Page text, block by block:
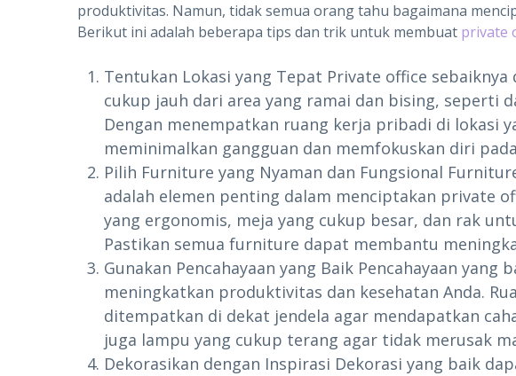
produktivitas. Namun, tidak semua orang tahu bagaimana
Berikut ini adalah beberapa tips dan trik untuk membuat private
Tentukan Lokasi yang Tepat Private office
cukup jauh dari area yang ramai dan bising, seperti
Dengan menempatkan ruang kerja pribadi di lokasi
meminimalkan gangguan dan memfokuskan diri
Pilih Furniture yang Nyaman dan Fungsional
adalah elemen penting dalam menciptakan private
yang ergonomis, meja yang cukup besar, dan rak
Pastikan semua furniture dapat membantu
Gunakan Pencahayaan yang Baik Pencahayaan yang
meningkatkan produktivitas dan kesehatan Anda.
ditempatkan di dekat jendela agar mendapatkan
juga lampu yang cukup terang agar tidak merusak
Dekorasikan dengan Inspirasi Dekorasi yang baik